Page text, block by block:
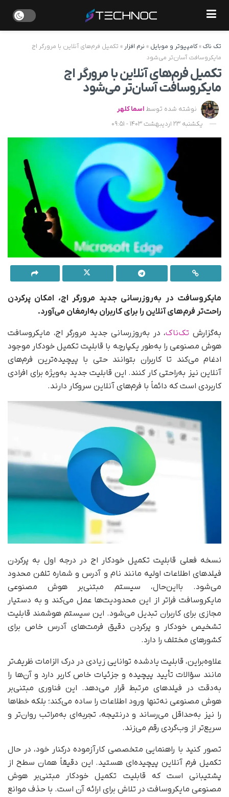
تک ناک»کامپیوتر و موبایل » نرم افزار » تکمیل فرم‌های آنلاین با مرورگر اج
مایکروسافت آسان‌تر می‌شود
تکمیل فرم‌های آنلاین با مرورگر اج
مایکروسافت آسان‌تر می‌شود
نوشته شده توسط اسما کلهر
یکشنبه 23 اردیبهشت 1403 - 09:51
مایکروسافت در به‌روزرسانی جدید مرورگر اج، امکان پر‌کردن
راحت‌تر فرم‌های آنلاین را برای کاربران به‌ارمغان می‌آورد.
به‌گزارش تک‌ناک، در به‌روزرسانی جدید مرورگر اج، مایکروسافت
هوش مصنوعی را به‌طور یکپارچه با قابلیت تکمیل خودکار موجود
ادغام می‌کند تا کاربران بتوانند حتی با پیچیده‌ترین فرم‌های
آنلاین نیز به‌راحتی کار کنند. این قابلیت جدید به‌ویژه برای افرادی
کاربردی است که دائماً با فرم‌های آنلاین سروکار دارند.
نسخه فعلی قابلیت تکمیل خودکار اج در درجه اول به پرکردن
فیلدهای اطلاعات اولیه مانند نام و آدرس و شماره تلفن محدود
می‌شود. بااین‌حال، سیستم مبتنی‌بر هوش مصنوعی
مایکروسافت فراتر از این محدودیت‌ها عمل می‌کند و به دستیار
مجازی برای کاربران تبدیل می‌شود. این سیستم هوشمند قابلیت
تشخیص خودکار و پرکردن دقیق فرمت‌های آدرس خاص برای
کشورهای مختلف را دارد.
علاوه‌بر‌این، قابلیت یادشده توانایی زیادی در درک الزامات ظریف‌تر
مانند سؤالات تأیید پیچیده و جزئیات خاص کاربر دارد و آن‌ها را
به‌دقت در فیلدهای مرتبط قرار می‌دهد. این فناوری مبتنی‌بر
هوش مصنوعی نه‌تنها ورود اطلاعات را ساده می‌کند؛ بلکه خطاها
را نیز به‌حداقل می‌رساند و در‌نتیجه، تجربه‌ای به‌مراتب روان‌تر و
سریع‌تر از وب‌گردی رقم می‌زند.
تصور کنید با راهنمایی متخصصی کارآزموده در‌کنار خود، در حال
تکمیل فرم آنلاین پیچیده‌ای هستید. این دقیقاً همان سطح از
پشتیبانی است که قابلیت تکمیل خودکار مبتنی‌بر هوش
مصنوعی مایکروسافت در تلاش برای ارائه آن است. با حذف موانع